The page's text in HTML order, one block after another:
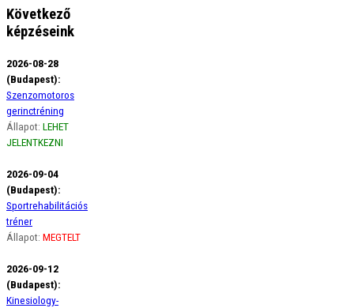
Következő
képzéseink
2026-08-28
(Budapest):
Szenzomotoros
gerinctréning
Állapot: LEHET
JELENTKEZNI
2026-09-04
(Budapest):
Sportrehabilitációs
tréner
Állapot: MEGTELT
2026-09-12
(Budapest):
Kinesiology-